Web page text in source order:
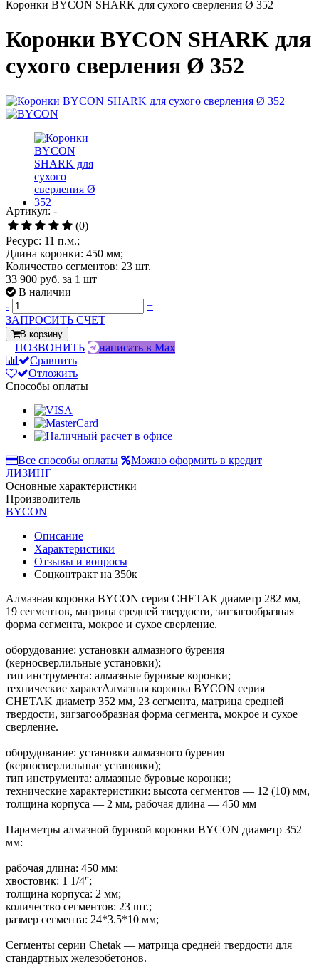
Коронки BYCON SHARK для сухого сверления Ø 352
Коронки BYCON SHARK для
сухого сверления Ø 352
Артикул: -
(0)
Ресурс: 11 п.м.;
Длина коронки: 450 мм;
Количество сегментов: 23 шт.
33 900 руб. за 1 шт
В наличии
-
+
ЗАПРОСИТЬ СЧЕТ
В корзину
ПОЗВОНИТЬ
написать в Max
Сравнить
Отложить
Способы оплаты
Все способы оплаты
Можно оформить в кредит
ЛИЗИНГ
Основные характеристики
Производитель
BYCON
Описание
Характеристики
Отзывы и вопросы
Соцконтракт на 350к
Алмазная коронка BYCON серия CHETAK диаметр 282 мм,
19 сегментов, матрица средней твердости, зигзагообразная
форма сегмента, мокрое и сухое сверление.
оборудование: установки алмазного бурения
(керносверлильные установки);
тип инструмента: алмазные буровые коронки;
технические характАлмазная коронка BYCON серия
CHETAK диаметр 352 мм, 23 сегмента, матрица средней
твердости, зигзагообразная форма сегмента, мокрое и сухое
сверление.
оборудование: установки алмазного бурения
(керносверлильные установки);
тип инструмента: алмазные буровые коронки;
технические характеристики: высота сегментов — 12 (10) мм,
толщина корпуса — 2 мм, рабочая длина — 450 мм
Параметры алмазной буровой коронки BYCON диаметр 352
мм:
рабочая длина: 450 мм;
хвостовик: 1 1/4'';
толщина корпуса: 2 мм;
количество сегментов: 23 шт.;
размер сегмента: 24*3.5*10 мм;
Сегменты серии Chetak — матрица средней твердости для
стандартных железобетонов.